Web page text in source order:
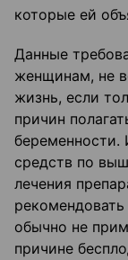
которые ей
Данные
женщинам, не
жизнь, если
причин
беременности.
средств по
лечения
обычно не
причине